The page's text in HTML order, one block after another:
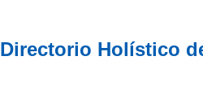
Directorio Holístico